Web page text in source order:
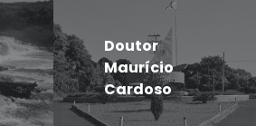
Doutor
Maurício
Cardoso